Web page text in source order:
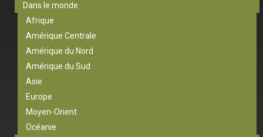
Dans le monde
Afrique
Amérique Centrale
Amérique du Nord
Amérique du Sud
Asie
Europe
Moyen-Orient
Océanie